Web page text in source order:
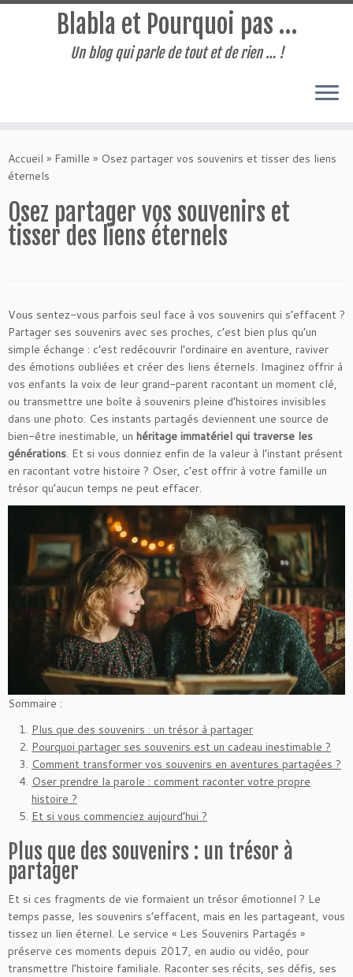
au
contenu
Blabla et Pourquoi pas …
Un blog qui parle de tout et de rien … !
Accueil » Famille » Osez partager vos souvenirs et tisser des liens
éternels
Osez partager vos souvenirs et
tisser des liens éternels
Vous sentez-vous parfois seul face à vos souvenirs qui s’effacent ?
Partager ses souvenirs avec ses proches, c’est bien plus qu’un
simple échange : c’est redécouvrir l’ordinaire en aventure, raviver
des émotions oubliées et créer des liens éternels. Imaginez offrir à
vos enfants la voix de leur grand-parent racontant un moment clé,
ou transmettre une boîte à souvenirs pleine d’histoires invisibles
dans une photo. Ces instants partagés deviennent une source de
bien-être inestimable, un héritage immatériel qui traverse les
générations. Et si vous donniez enfin de la valeur à l’instant présent
en racontant votre histoire ? Oser, c’est offrir à votre famille un
trésor qu’aucun temps ne peut effacer.
Sommaire :
Plus que des souvenirs : un trésor à partager
Pourquoi partager ses souvenirs est un cadeau inestimable ?
Comment transformer vos souvenirs en aventures partagées ?
Oser prendre la parole : comment raconter votre propre
histoire ?
Et si vous commenciez aujourd’hui ?
Plus que des souvenirs : un trésor à
partager
Et si ces fragments de vie formaient un trésor émotionnel ? Le
temps passe, les souvenirs s’effacent, mais en les partageant, vous
tissez un lien éternel. Le service « Les Souvenirs Partagés »
préserve ces moments depuis 2017, en audio ou vidéo, pour
transmettre l’histoire familiale. Raconter ses récits, ses défis, ses